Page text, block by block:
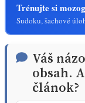
Trénujte si
Sudoku, šachové
Váš
obsah.
článok?